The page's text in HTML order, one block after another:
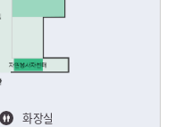
화장실